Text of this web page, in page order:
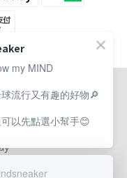
選貨店
司
my MIND
流行又有趣的好物🔎
以先點選小幫手😊